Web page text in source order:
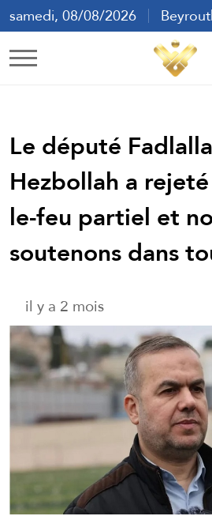
samedi, 08/08/2026
ع
Le député
Hezbollah a
le-feu partiel et
soutenons dans
il y a 2 mois